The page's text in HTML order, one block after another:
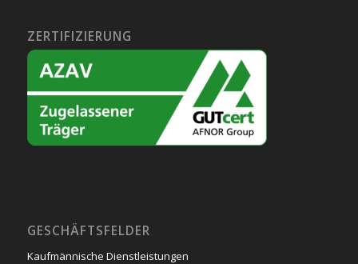
ZERTIFIZIERUNG
GESCHÄFTSFELDER
Kaufmännische Dienstleistungen